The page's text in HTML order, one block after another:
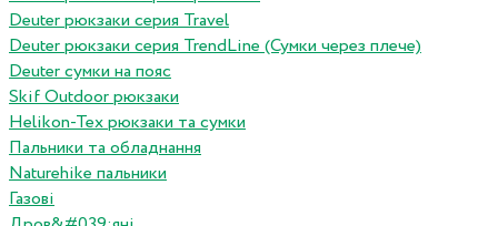
Deuter рюкзаки серия Travel
Deuter рюкзаки серия TrendLine (Сумки через плече)
Deuter сумки на пояс
Skif Outdoor рюкзаки
Helikon-Tex рюкзаки та сумки
Пальники та обладнання
Naturehike пальники
Газові